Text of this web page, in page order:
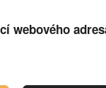
webového